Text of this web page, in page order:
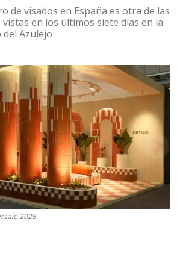
de visados en España es otra de las
en los últimos siete días en la
del Azulejo
2025.